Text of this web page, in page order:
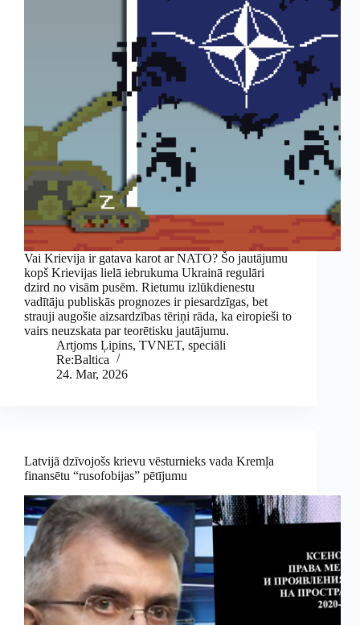
Vai Krievija ir gatava karot ar NATO? Šo jautājumu
kopš Krievijas lielā iebrukuma Ukrainā regulāri
dzird no visām pusēm. Rietumu izlūkdienestu
vadītāju publiskās prognozes ir piesardzīgas, bet
strauji augošie aizsardzības tēriņi rāda, ka eiropieši to
vairs neuzskata par teorētisku jautājumu.
Artjoms Ļipins, TVNET, speciāli
Re:Baltica
24. Mar, 2026
Latvijā dzīvojošs krievu vēsturnieks vada Kremļa
finansētu “rusofobijas” pētījumu